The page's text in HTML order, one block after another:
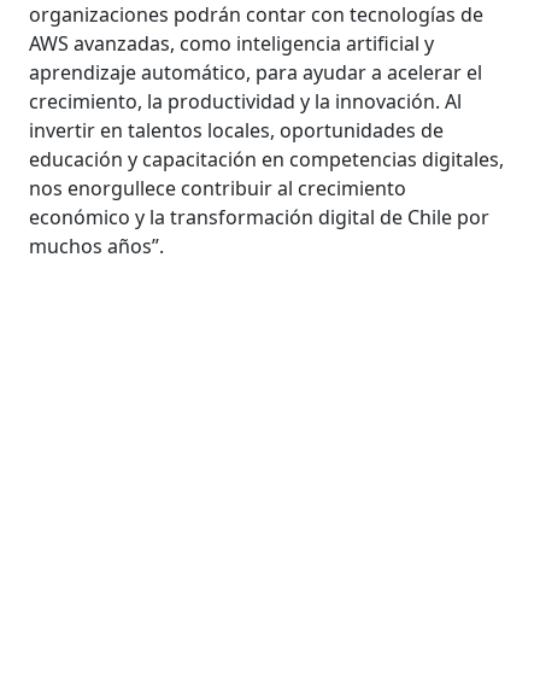
organizaciones podrán contar con tecnologías de
AWS avanzadas, como inteligencia artificial y
aprendizaje automático, para ayudar a acelerar el
crecimiento, la productividad y la innovación. Al
invertir en talentos locales, oportunidades de
educación y capacitación en competencias digitales,
nos enorgullece contribuir al crecimiento
económico y la transformación digital de Chile por
muchos años”.